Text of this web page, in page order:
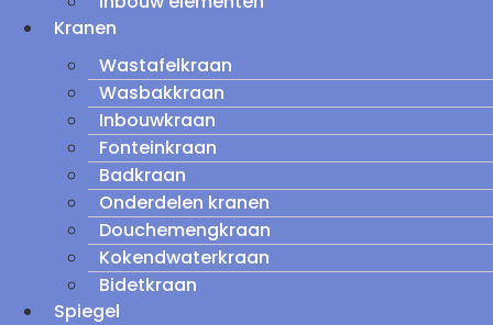
Kranen
Wastafelkraan
Wasbakkraan
Inbouwkraan
Fonteinkraan
Badkraan
Onderdelen kranen
Douchemengkraan
Kokendwaterkraan
Bidetkraan
Spiegel